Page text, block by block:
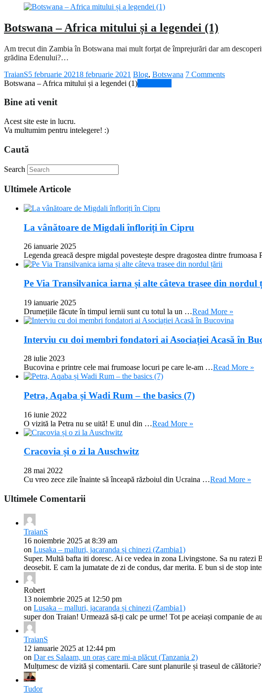
Botswana – Africa mitului și a legendei (1)
Am trecut din Zambia în Botswana mai mult forțat de împrejurări dar am
grădina Edenului?…
TraianS5 februarie 20218 februarie 2021 Blog, Botswana 7 Comments
Botswana – Africa mitului și a legendei (1)
Bine ati venit
Acest site este in lucru.
Va multumim pentru intelegere! :)
Caută
Search
Ultimele Articole
La vânătoare de Migdali înfloriți în Cipru
26 ianuarie 2025
Legenda greacă despre migdal povestește despre dragostea dintre
Pe Via Transilvanica iarna și alte câteva trasee din nordul
19 ianuarie 2025
Drumețiile făcute în timpul iernii sunt cu totul la un …Read More »
Interviu cu doi membri fondatori ai Asociației Acasă în
28 iulie 2023
Bucovina e printre cele mai frumoase locuri pe care le-am …Read More »
Petra, Aqaba și Wadi Rum – the basics (7)
16 iunie 2022
O vizită la Petra nu se uită! E unul din …Read More »
Cracovia și o zi la Auschwitz
28 mai 2022
Cu vreo zece zile înainte să înceapă războiul din Ucraina …Read More »
Ultimele Comentarii
TraianS
16 noiembrie 2025 at 8:39 am
on Lusaka – malluri, jacaranda și chinezi (Zambia1)
Super. Multă bafta iti doresc. Ai ce vedea in zona Livingstone. Sa nu
deosebit. E cam la jumatate de zi de condus, dar merita. E bun si de stop
Robert
13 noiembrie 2025 at 12:50 pm
on Lusaka – malluri, jacaranda și chinezi (Zambia1)
super don Traian! Urmează să-ți calc pe urme! Tot pe aceiași companie
TraianS
12 ianuarie 2025 at 12:44 pm
on Dar es Salaam, un oraș care mi-a plăcut (Tanzania 2)
Mulțumesc de vizită și comentarii. Care sunt planurile și traseul de călătorie?
Tudor